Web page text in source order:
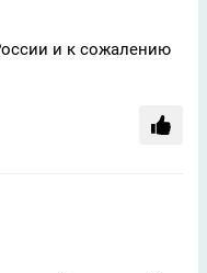
и к сожалению